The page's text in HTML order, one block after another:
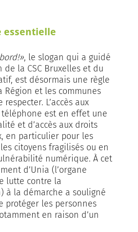
essentielle
, le slogan qui a guidé
la CSC Bruxelles et du
est désormais une règle
Région et les communes
L’accès aux
est en effet une
et d’accès aux droits
en particulier pour les
citoyens fragilisés ou en
numérique. À cet
d’Unia (l’organe
lutte contre la
à la démarche a souligné
protéger les personnes
en raison d’un